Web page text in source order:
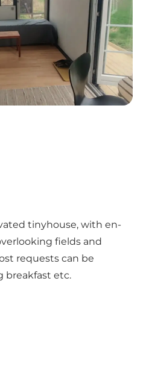
tinyhouse, with en-
fields and
requests can be
breakfast etc.